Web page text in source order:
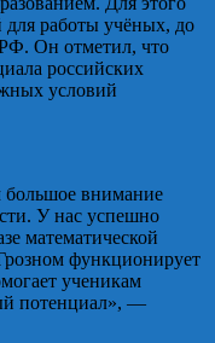
для работы учёных, до
Он отметил, что
российских
условий
большое внимание
У нас успешно
математической
функционирует
ученикам
потенциал», —